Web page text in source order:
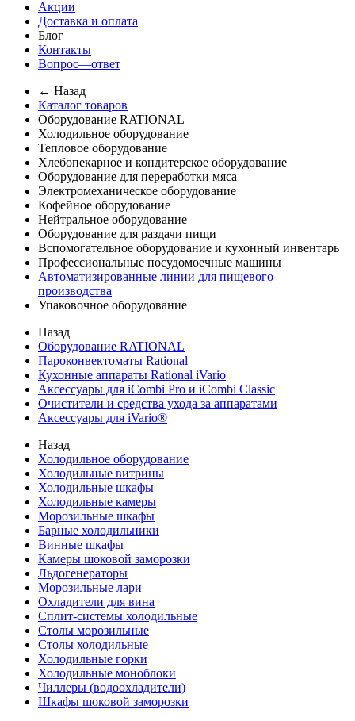
Акции
Доставка и оплата
Блог
Контакты
Вопрос—ответ
← Назад
Каталог товаров
Оборудование RATIONAL
Холодильное оборудование
Тепловое оборудование
Хлебопекарное и кондитерское оборудование
Оборудование для переработки мяса
Электромеханическое оборудование
Кофейное оборудование
Нейтральное оборудование
Оборудование для раздачи пищи
Вспомогательное оборудование и кухонный инвентарь
Профессиональные посудомоечные машины
Автоматизированные линии для пищевого
производства
Упаковочное оборудование
Назад
Оборудование RATIONAL
Пароконвектоматы Rational
Кухонные аппараты Rational iVario
Аксессуары для iCombi Pro и iCombi Classic
Очистители и средства ухода за аппаратами
Аксессуары для iVario®
Назад
Холодильное оборудование
Холодильные витрины
Холодильные шкафы
Холодильные камеры
Морозильные шкафы
Барные холодильники
Винные шкафы
Камеры шоковой заморозки
Льдогенераторы
Морозильные лари
Охладители для вина
Сплит-системы холодильные
Столы морозильные
Столы холодильные
Холодильные горки
Холодильные моноблоки
Чиллеры (водоохладители)
Шкафы шоковой заморозки